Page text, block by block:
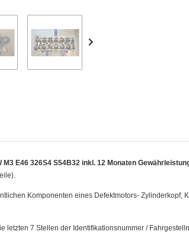
E46 326S4 S54B32 inkl. 12 Monaten
Komponenten eines Defektmotors- Zylinderkopf,
letzten 7 Stellen der Identifikationsnummer /